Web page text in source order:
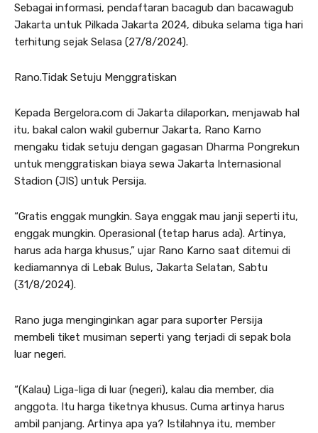
Sebagai informasi, pendaftaran bacagub dan bacawagub
Jakarta untuk Pilkada Jakarta 2024, dibuka selama tiga hari
terhitung sejak Selasa (27/8/2024).
Rano.Tidak Setuju Menggratiskan
Kepada Bergelora.com di Jakarta dilaporkan, menjawab hal
itu, bakal calon wakil gubernur Jakarta, Rano Karno
mengaku tidak setuju dengan gagasan Dharma Pongrekun
untuk menggratiskan biaya sewa Jakarta Internasional
Stadion (JIS) untuk Persija.
“Gratis enggak mungkin. Saya enggak mau janji seperti itu,
enggak mungkin. Operasional (tetap harus ada). Artinya,
harus ada harga khusus,” ujar Rano Karno saat ditemui di
kediamannya di Lebak Bulus, Jakarta Selatan, Sabtu
(31/8/2024).
Rano juga menginginkan agar para suporter Persija
membeli tiket musiman seperti yang terjadi di sepak bola
luar negeri.
“(Kalau) Liga-liga di luar (negeri), kalau dia member, dia
anggota. Itu harga tiketnya khusus. Cuma artinya harus
ambil panjang. Artinya apa ya? Istilahnya itu, member